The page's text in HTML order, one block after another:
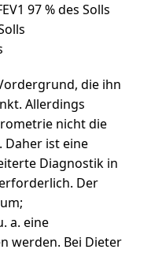
97 % des Solls
die ihn
Allerdings
nicht die
Daher ist eine
Diagnostik in
Der
a. eine
werden. Bei Dieter